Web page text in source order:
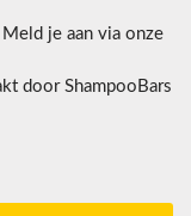
je aan via onze
door ShampooBars